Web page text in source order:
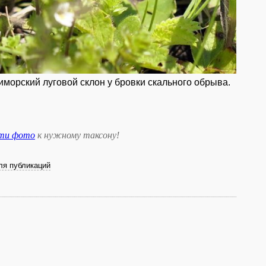
луговой склон у бровки скального обрыва.
фото к нужному таксону!
публикаций